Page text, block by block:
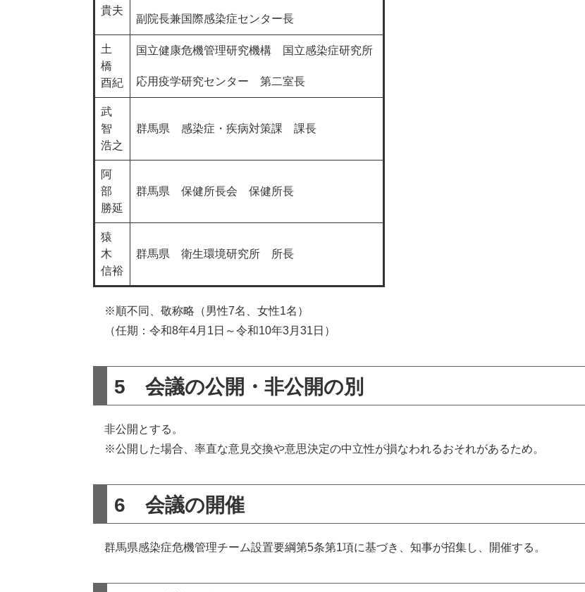
貴夫
副院長兼国際感染症センター長
土
橋
酉紀
国立健康危機管理研究機構 国立感染症研究所
応用疫学研究センター 第二室長
武
智
浩之
群馬県 感染症・疾病対策課 課長
阿
部
勝延
群馬県 保健所長会 保健所長
猿
木
信裕
群馬県 衛生環境研究所 所長
※順不同、敬称略（男性7名、女性1名）
（任期：令和8年4月1日～令和10年3月31日）
5 会議の公開・非公開の別
非公開とする。
※公開した場合、率直な意見交換や意思決定の中立性が損なわれるおそれがあるため。
6 会議の開催
群馬県感染症危機管理チーム設置要綱第5条第1項に基づき、知事が招集し、開催する。